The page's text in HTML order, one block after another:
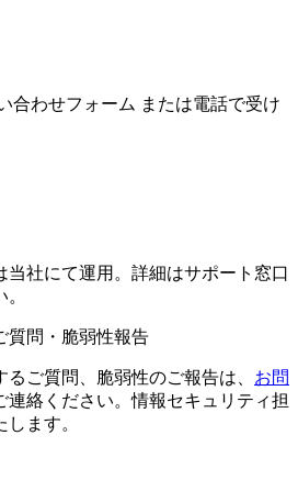
合わせフォーム または電話で受け
当社にて運用。詳細はサポート窓口
質問・脆弱性報告
ご質問、脆弱性のご報告は、 お問
連絡ください。情報セキュリティ担
ます。